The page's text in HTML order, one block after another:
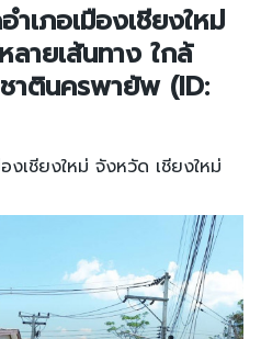
เภอเมืองเชียงใหม่
ลายเส้นทาง ใกล้
าตินครพายัพ (ID:
งเชียงใหม่ จังหวัด เชียงใหม่